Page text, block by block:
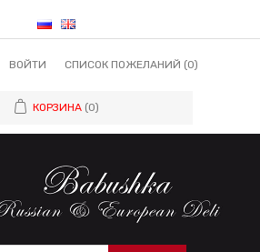
ВОЙТИ СПИСОК ПОЖЕЛАНИЙ (0)
КОРЗИНА (0)